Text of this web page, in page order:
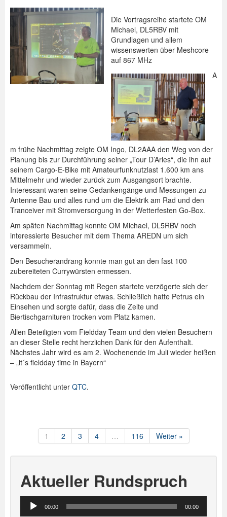
Die Vortragsreihe startete OM
Michael, DL5RBV mit
Grundlagen und allem
wissenswerten über Meshcore
auf 867 MHz
A
m frühe Nachmittag zeigte OM Ingo, DL2AAA den Weg von der
Planung bis zur Durchführung seiner „Tour D’Arles“, die ihn auf
seinem Cargo-E-Bike mit Amateurfunknutzlast 1.600 km ans
Mittelmehr und wieder zurück zum Ausgangsort brachte.
Interessant waren seine Gedankengänge und Messungen zu
Antenne Bau und alles rund um die Elektrik am Rad und den
Tranceiver mit Stromversorgung in der Wetterfesten Go-Box.
Am späten Nachmittag konnte OM Michael, DL5RBV noch
interessierte Besucher mit dem Thema AREDN um sich
versammeln.
Den Besucherandrang konnte man gut an den fast 100
zubereiteten Currywürsten ermessen.
Nachdem der Sonntag mit Regen startete verzögerte sich der
Rückbau der Infrastruktur etwas. Schließlich hatte Petrus ein
Einsehen und sorgte dafür, dass die Zelte und
Biertischgarnituren trocken vom Platz kamen.
Allen Beteiligten vom Fieldday Team und den vielen Besuchern
an dieser Stelle recht herzlichen Dank für den Aufenthalt.
Nächstes Jahr wird es am 2. Wochenende im Juli wieder heißen
– „it´s fieldday time in Bayern“
Veröffentlicht unter QTC.
1 2 3 4 … 116 Weiter »
Aktueller Rundspruch
Audio-
Player
00:00 00:00